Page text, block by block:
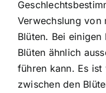
Verwechslung von
Blüten. Bei
Blüten ähnlich
führen kann. Es
zwischen den